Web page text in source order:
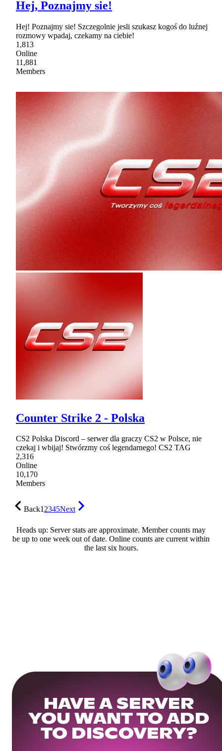
Hej, Poznajmy sie!
Hej! Poznajmy sie! Szczegolnie jesli szukasz kogoś do luźnej
rozmowy wpadaj, czekamy na ciebie!
1,813
Online
11,881
Members
Counter Strike 2 - Polska
CS2 Polska Discord – serwer dla graczy CS2 w Polsce, nie
czekaj i wbijaj! Stwórzmy coś legendarnego! CS2 TAG
2,316
Online
10,170
Members
Back12345Next
Heads up: Server stats are approximate. Member counts may
be up to one week out of date. Online counts are current within
the last six hours.
HAVE A SERVER
YOU WANT TO ADD
TO DISCOVERY?